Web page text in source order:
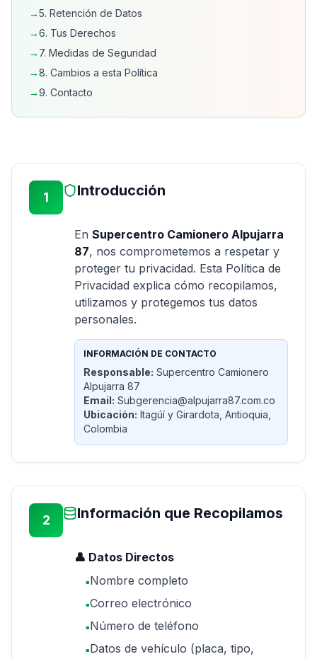
→5. Retención de Datos
→6. Tus Derechos
→ 7. Medidas de Seguridad
→8. Cambios a esta Política
→9. Contacto
1 Introducción
En Supercentro Camionero Alpujarra
87, nos comprometemos a respetar y
proteger tu privacidad. Esta Política de
Privacidad explica cómo recopilamos,
utilizamos y protegemos tus datos
personales.
INFORMACIÓN DE CONTACTO
Responsable: Supercentro Camionero
Alpujarra 87
Email: Subgerencia@alpujarra87.com.co
Ubicación: Itagúí y Girardota, Antioquia,
Colombia
2 Información que Recopilamos
👤 Datos Directos
▪Nombre completo
▪Correo electrónico
▪Número de teléfono
▪Datos de vehículo (placa, tipo,